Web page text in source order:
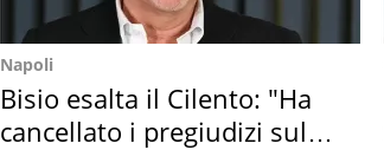
Napoli
Bisio esalta il Cilento: "Ha
cancellato i pregiudizi sul